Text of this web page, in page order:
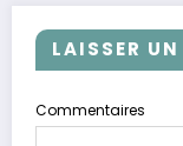
LAISSER
Commentaires